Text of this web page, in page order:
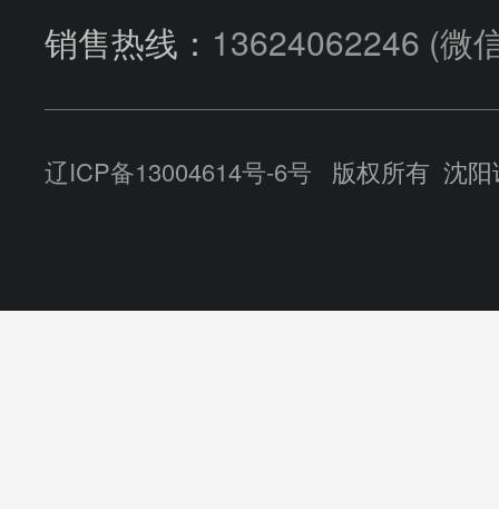
销售热线： 13624062246 (微
辽ICP备13004614号-6号 版权所有 沈阳